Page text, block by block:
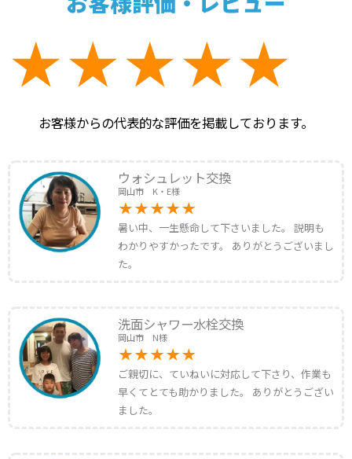
お客様からの代表的な評価を掲載しております。
ウォシュレット交換
岡山市 K・E様
暑い中、一生懸命して下さいました。 説明も
わかりやすかったです。 ありがとうございまし
た。
洗面シャワー水栓交換
岡山市 N様
ご親切に、ていねいに対応して下さり、作業も
早くてとても助かりました。 ありがとうござい
ました。